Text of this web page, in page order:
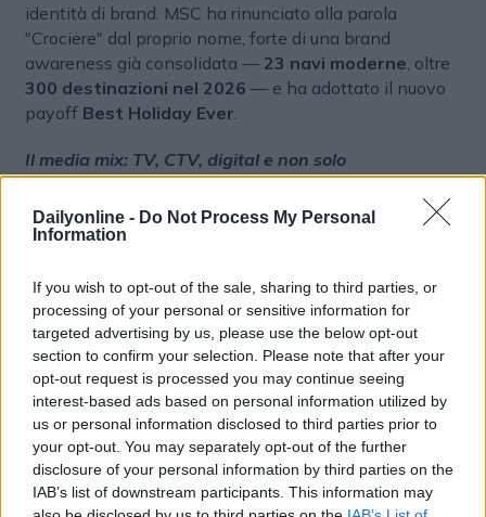
Dailyonline - Do Not Process My Personal
Information
If you wish to opt-out of the sale, sharing to third parties, or
processing of your personal or sensitive information for
targeted advertising by us, please use the below opt-out
section to confirm your selection. Please note that after your
opt-out request is processed you may continue seeing
interest-based ads based on personal information utilized by
us or personal information disclosed to third parties prior to
your opt-out. You may separately opt-out of the further
disclosure of your personal information by third parties on the
IAB’s list of downstream participants. This information may
identità di brand. MSC ha rinunciato alla parola
"Crociere" dal proprio nome, forte di una brand
awareness già consolidata — 23 navi moderne , oltre
300 destinazioni nel 2026 — e ha adottato il nuovo
payoff Best Holiday Ever
Il media mix: TV, CTV, digital e non solo
A illustrare la strategia media è stato Andrea Guanci,
Marketing Director Italia, che ha confermato una
destinate aCTV e digital. Questi ultimi canali
permettono di verticalizzare i messaggi sui singoli plus
con tagli più brevi utilizzati anche per i promo più
tattici, gestiti dalla house agencyMSC Mediagrafica,
diretta daDomenico Manno. A completare il mix:
cinema, stampa, esterna e radio.